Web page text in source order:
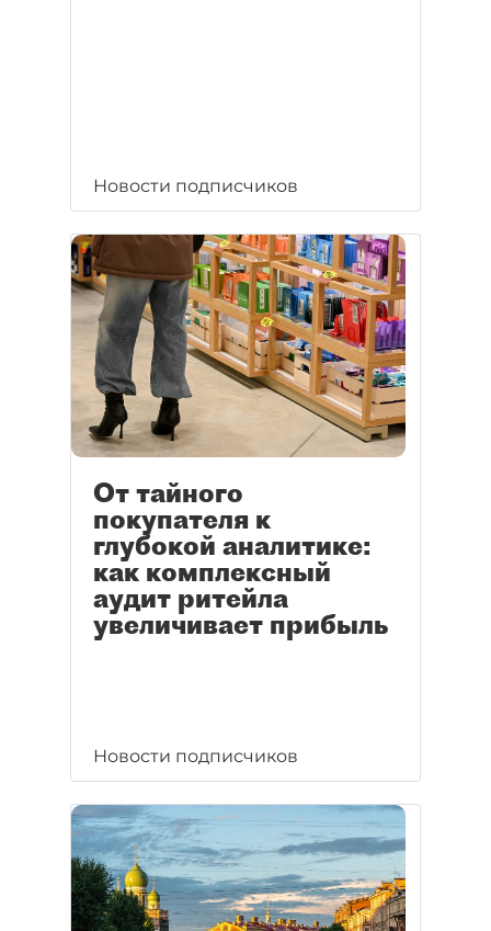
Новости подписчиков
От тайного
покупателя к
глубокой аналитике:
как комплексный
аудит ритейла
увеличивает прибыль
Новости подписчиков